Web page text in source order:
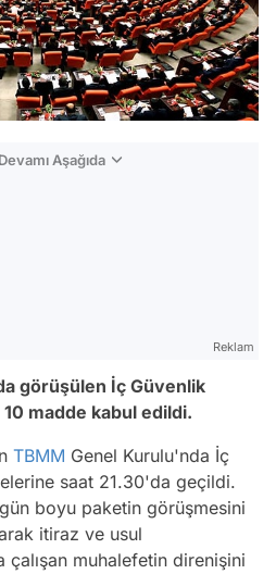
Aşağıda
Reklam
görüşülen İç Güvenlik
madde kabul edildi.
TBMM Genel Kurulu'nda İç
saat 21.30'da geçildi.
gün boyu paketin görüşmesini
itiraz ve usul
çalışan muhalefetin direnişini